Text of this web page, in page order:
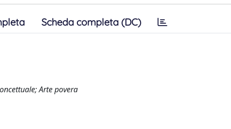
Scheda completa (DC)
Arte povera